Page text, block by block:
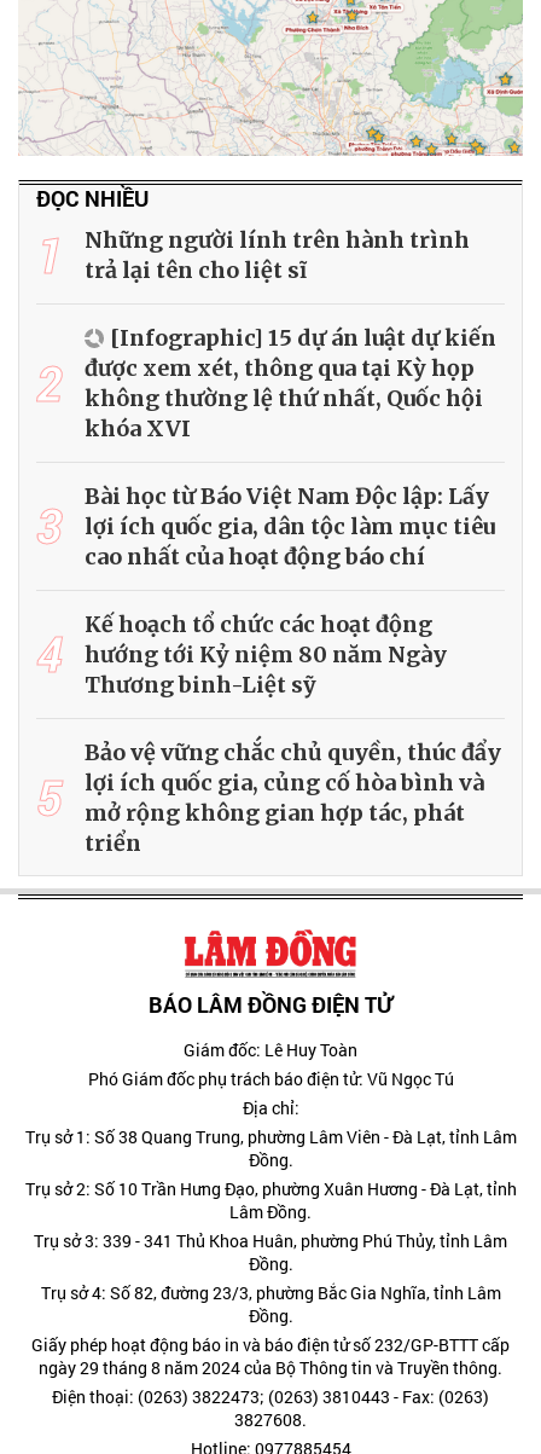
ĐỌC NHIỀU
1
Những người lính trên hành trình
trả lại tên cho liệt sĩ
2
[Infographic] 15 dự án luật dự kiến
được xem xét, thông qua tại Kỳ họp
không thường lệ thứ nhất, Quốc hội
khóa XVI
3
Bài học từ Báo Việt Nam Độc lập: Lấy
lợi ích quốc gia, dân tộc làm mục tiêu
cao nhất của hoạt động báo chí
4
Kế hoạch tổ chức các hoạt động
hướng tới Kỷ niệm 80 năm Ngày
Thương binh-Liệt sỹ
5
Bảo vệ vững chắc chủ quyền, thúc đẩy
lợi ích quốc gia, củng cố hòa bình và
mở rộng không gian hợp tác, phát
triển
BÁO LÂM ĐỒNG ĐIỆN TỬ
Giám đốc: Lê Huy Toàn
Phó Giám đốc phụ trách báo điện tử: Vũ Ngọc Tú
Địa chỉ:
Trụ sở 1: Số 38 Quang Trung, phường Lâm Viên - Đà Lạt, tỉnh Lâm
Đồng.
Trụ sở 2: Số 10 Trần Hưng Đạo, phường Xuân Hương - Đà Lạt, tỉnh
Lâm Đồng.
Trụ sở 3: 339 - 341 Thủ Khoa Huân, phường Phú Thủy, tỉnh Lâm
Đồng.
Trụ sở 4: Số 82, đường 23/3, phường Bắc Gia Nghĩa, tỉnh Lâm
Đồng.
Giấy phép hoạt động báo in và báo điện tử số 232/GP-BTTT cấp
ngày 29 tháng 8 năm 2024 của Bộ Thông tin và Truyền thông.
Điện thoại: (0263) 3822473; (0263) 3810443 - Fax: (0263)
3827608.
Hotline: 0977885454